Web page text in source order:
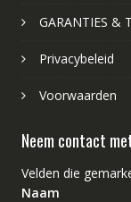
GARANTIES &
Privacybeleid
Voorwaarden
Neem contact
Velden die
Naam